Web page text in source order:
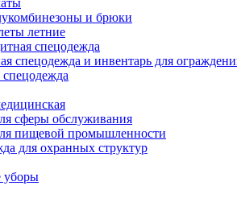
и брюки
летние
спецодежда
спецодежда и инвентарь для
сферы обслуживания
пищевой промышленности
для охранных структур
уборы